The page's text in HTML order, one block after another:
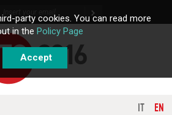
IT EN
party cookies. You can read more
in the Policy Page
Accept